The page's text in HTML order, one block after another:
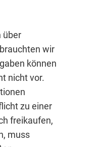
über
wir
können
nicht vor.
zu einer
freikaufen,
muss